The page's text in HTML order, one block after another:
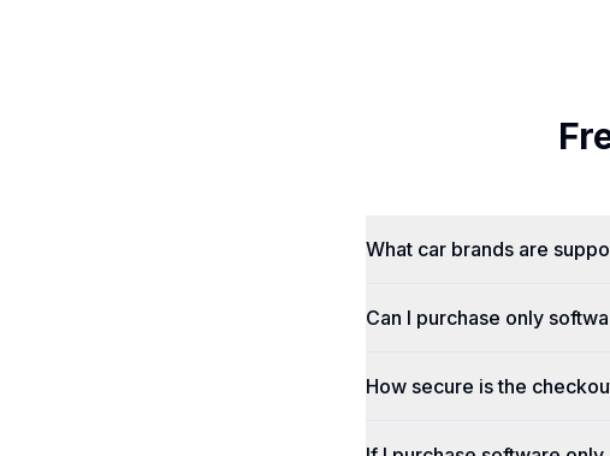
What car brands are
Can I purchase only
How secure is the